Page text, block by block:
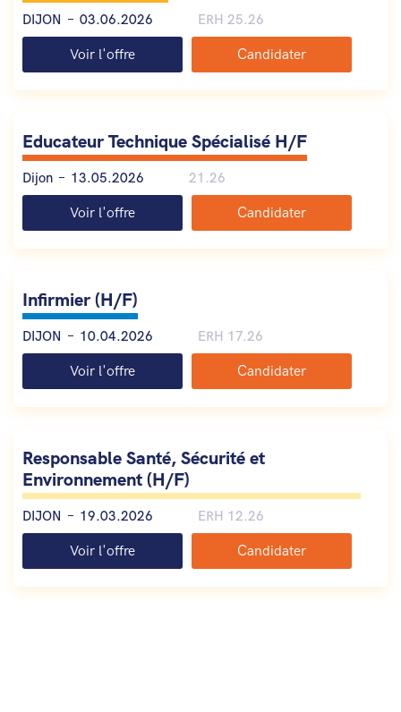
DIJON 03.06.2026 ERH 25.26
Voir l'offre Candidater
Educateur Technique Spécialisé H/F
Dijon 13.05.2026 21.26
Voir l'offre Candidater
Infirmier (H/F)
DIJON 10.04.2026 ERH 17.26
Voir l'offre Candidater
Responsable Santé, Sécurité et
Environnement (H/F)
DIJON 19.03.2026 ERH 12.26
Voir l'offre Candidater